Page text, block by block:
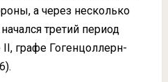
а через несколько
третий период
II, графе Гогенцоллерн-